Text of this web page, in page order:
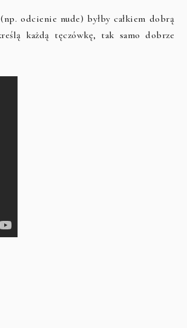
odcienie nude) byłby całkiem dobrą
każdą tęczówkę, tak samo dobrze